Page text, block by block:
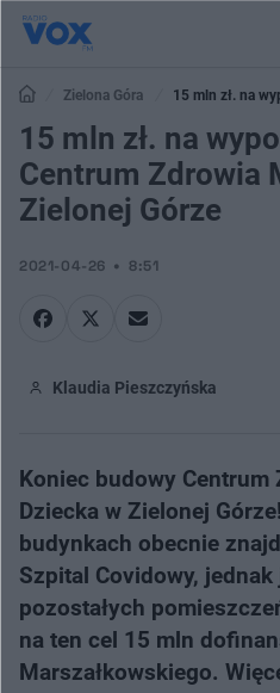
Zielona Góra
15 mln zł. na
Dziecka w Zielonej Górze
15 mln zł. na
Centrum Zdrowia
Zielonej Górze
2021-04-26 8:51
Klaudia Pieszczyńska
Koniec budowy Centrum
Dziecka w Zielonej
budynkach obecnie
Szpital Covidowy,
pozostałych
na ten cel 15 mln
Marszałkowskiego.